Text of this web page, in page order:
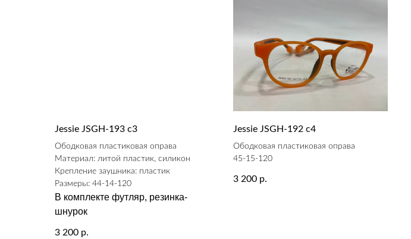
Jessie JSGH-193 c3
Ободковая пластиковая оправа
Материал: литой пластик, силикон
Крепление заушника: пластик
Размеры: 44-14-120
В комплекте футляр, резинка-
шнурок
3 200 р.
Jessie JSGH-192 c4
Ободковая пластиковая оправа
45-15-120
3 200 р.